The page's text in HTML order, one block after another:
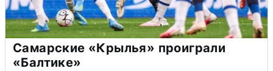
Самарские «Крылья» проиграли
«Балтике»